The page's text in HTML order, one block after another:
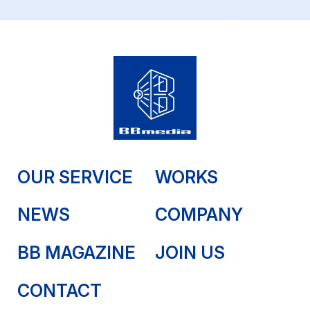
OUR SERVICE
WORKS
NEWS
COMPANY
BB MAGAZINE
JOIN US
CONTACT